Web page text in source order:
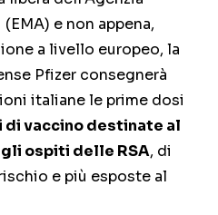
e non appena,
a livello europeo, la
Pfizer consegnerà
italiane le prime dosi
di vaccino destinate al
ospiti delle RSA, di
e più esposte al